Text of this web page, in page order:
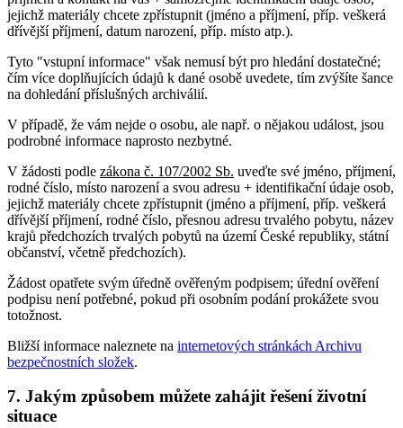
jejichž materiály chcete zpřístupnit (jméno a příjmení, příp. veškerá
dřívější příjmení, datum narození, příp. místo atp.).
Tyto "vstupní informace" však nemusí být pro hledání dostatečné;
čím více doplňujících údajů k dané osobě uvedete, tím zvýšíte šance
na dohledání příslušných archiválií.
V případě, že vám nejde o osobu, ale např. o nějakou událost, jsou
podrobné informace naprosto nezbytné.
V žádosti podle zákona č. 107/2002 Sb. uveďte své jméno, příjmení,
rodné číslo, místo narození a svou adresu + identifikační údaje osob,
jejichž materiály chcete zpřístupnit (jméno a příjmení, příp. veškerá
dřívější příjmení, rodné číslo, přesnou adresu trvalého pobytu, název
krajů předchozích trvalých pobytů na území České republiky, státní
občanství, včetně předchozích).
Žádost opatřete svým úředně ověřeným podpisem; úřední ověření
podpisu není potřebné, pokud při osobním podání prokážete svou
totožnost.
Bližší informace naleznete na internetových stránkách Archivu
bezpečnostních složek.
7. Jakým způsobem můžete zahájit řešení životní
situace